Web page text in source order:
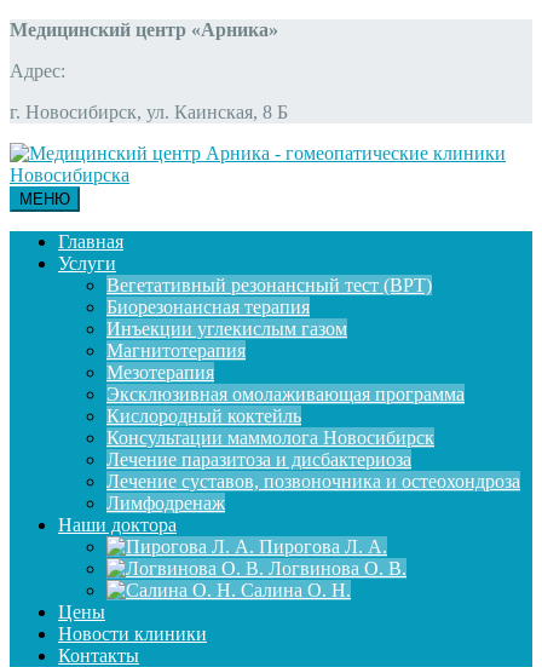
Медицинский центр «Арника»
Адрес:
г. Новосибирск, ул. Каинская, 8 Б
МЕНЮ
Главная
Услуги
Вегетативный резонансный тест (ВРТ)
Биорезонансная терапия
Инъекции углекислым газом
Магнитотерапия
Мезотерапия
Эксклюзивная омолаживающая программа
Кислородный коктейль
Консультации маммолога Новосибирск
Лечение паразитоза и дисбактериоза
Лечение суставов, позвоночника и остеохондроза
Лимфодренаж
Наши доктора
Пирогова Л. А.
Логвинова О. В.
Салина О. Н.
Цены
Новости клиники
Контакты